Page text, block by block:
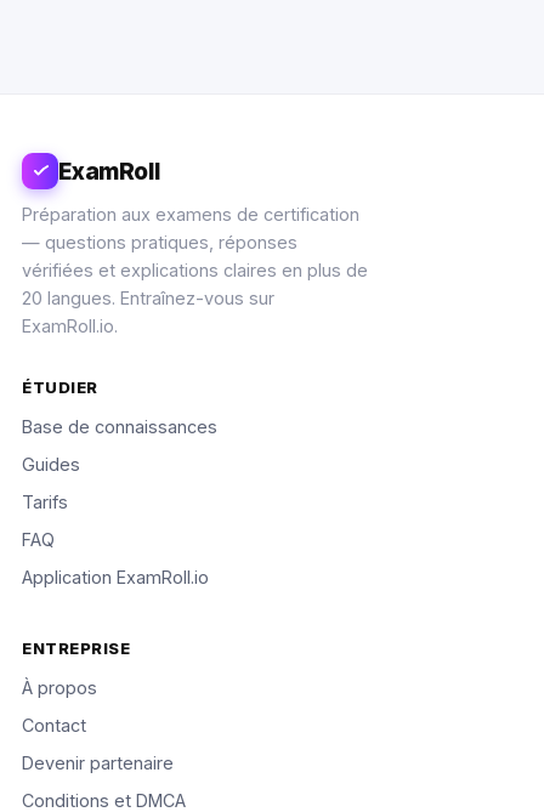
ExamRoll
Préparation aux examens de certification
— questions pratiques, réponses
vérifiées et explications claires en plus de
20 langues. Entraînez-vous sur
ExamRoll.io.
ÉTUDIER
Base de connaissances
Guides
Tarifs
FAQ
Application ExamRoll.io
ENTREPRISE
À propos
Contact
Devenir partenaire
Conditions et DMCA